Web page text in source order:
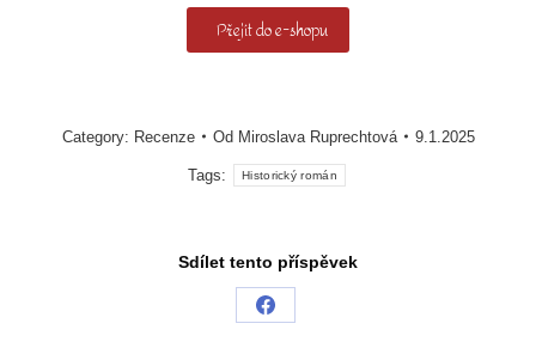
Přejít do e-shopu
Category: Recenze Od Miroslava Ruprechtová 9.1.2025
Tags: Historický román
Sdílet tento příspěvek
Share